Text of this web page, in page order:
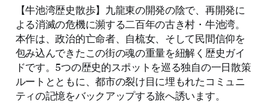
【牛池湾歴史散歩】九龍東の開発の陰で、再開発に
よる消滅の危機に瀕する二百年の古き村・牛池湾。
本作は、政治的亡命者、自梳女、そして民間信仰を
包み込んできたこの街の魂の重量を紐解く歴史ガイ
ドです。5つの歴史的スポットを巡る独自の一日散策
ルートとともに、都市の裂け目に埋もれたコミュニ
ティの記憶をバックアップする旅へ誘います。